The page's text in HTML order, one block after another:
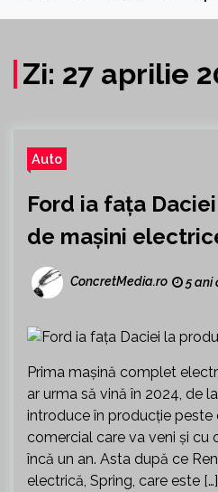
Zi: 27 aprilie
Auto
Ford ia fața
de mașini
ConcretMedia.ro 5 ani
Prima mașină complet
ar urma să vină în 2024, de
introduce în producție peste
comercial care va veni și cu
încă un an. Asta după ce
electrică, Spring, care este […]